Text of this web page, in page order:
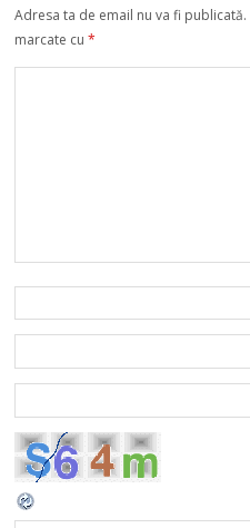
Adresa ta de email nu va fi publicată.
marcate cu*